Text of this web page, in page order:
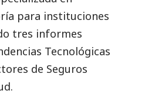
para instituciones
tres informes
Tecnológicas
de Seguros